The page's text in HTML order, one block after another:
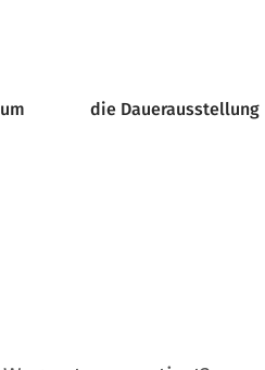
die Dauerausstellung